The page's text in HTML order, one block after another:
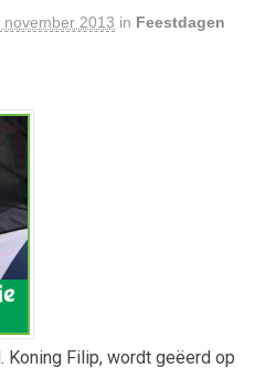
november 2013 in Feestdagen
Koning Filip, wordt geëerd op